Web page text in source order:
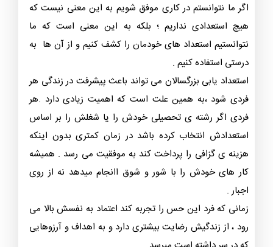
اگر ما نتوانستم در کاری موفق شویم به این معنی نیست که
هیچ استعدادی نداریم ؛ بلکه به این معنی است که ما
نتوانستیم استعداد های خودمان را کشف کنیم و از آن ها به
درستی استفاده کنیم .
استعداد یابی بزرگسالان می تواند باعث پیشرفت در زندگی هر
فردی شود ،به همین علت است که اهمیت زیادی دارد .هر
فردی اگر رشته ی تحصیلی خودش را یا شغلش را بر اساس
استعدادش انتخاب کرده باشد در زمان کمتری بدون اینکه
هزینه ی گزافی را پرداخت کند به موفقیت می رسد . همیشه
کار های خودش را با شور و شوق اانجام میدهد نه از روی
اجبار .
زمانی که فرد این حس را تجربه کند اعتماد به نفسش بالا می
رود ، از زندگیش رضایت بیشتری دارد و به اهداف و آرزوهایی